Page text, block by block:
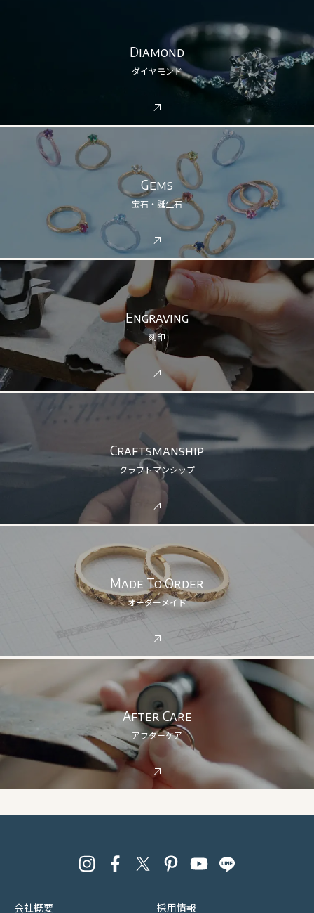
Diamond
ダイヤモンド
Gems
宝石・誕生石
Engraving
刻印
Craftsmanship
クラフトマンシップ
Made To Order
オーダーメイド
After Care
アフターケア
会社概要 採用情報